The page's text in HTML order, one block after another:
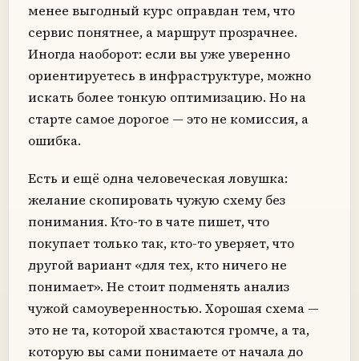
менее выгодный курс оправдан тем, что
сервис понятнее, а маршрут прозрачнее.
Иногда наоборот: если вы уже уверенно
ориентируетесь в инфраструктуре, можно
искать более тонкую оптимизацию. Но на
старте самое дорогое — это не комиссия, а
ошибка.
Есть и ещё одна человеческая ловушка:
желание скопировать чужую схему без
понимания. Кто-то в чате пишет, что
покупает только так, кто-то уверяет, что
другой вариант «для тех, кто ничего не
понимает». Не стоит подменять анализ
чужой самоуверенностью. Хорошая схема —
это не та, которой хвастаются громче, а та,
которую вы сами понимаете от начала до